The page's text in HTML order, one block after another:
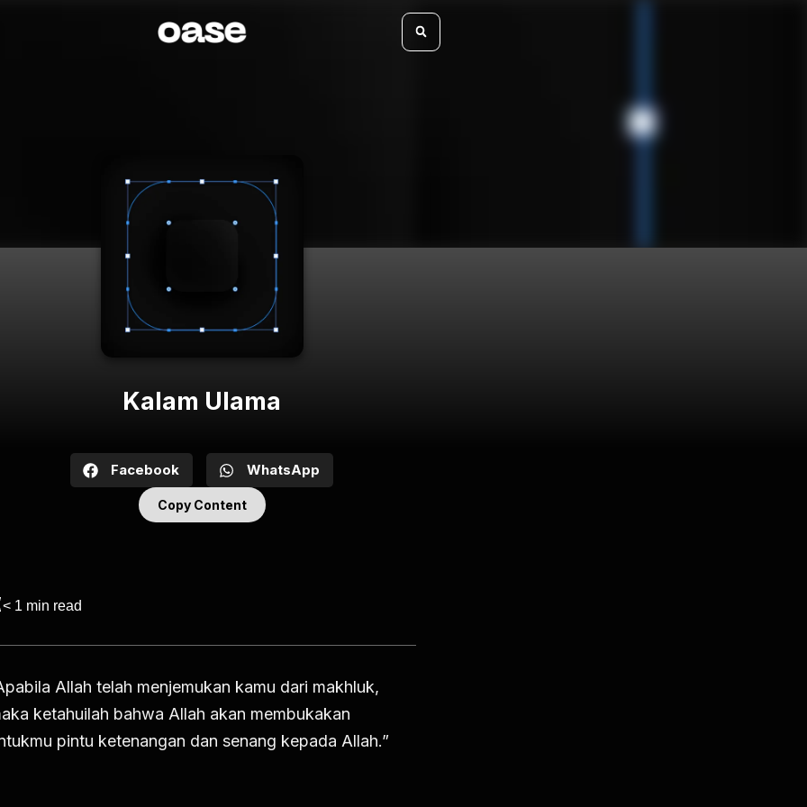
Kalam Ulama
Facebook WhatsApp
Copy Content
< 1 min read
Allah telah menjemukan kamu dari makhluk,
ketahuilah bahwa Allah akan membukakan
pintu ketenangan dan senang kepada Allah.”